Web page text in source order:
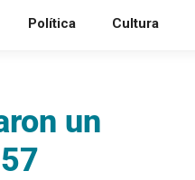
Política Cultura
un